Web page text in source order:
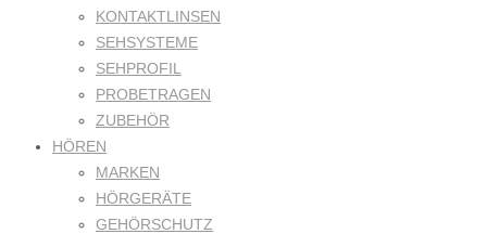
KONTAKTLINSEN
SEHSYSTEME
SEHPROFIL
PROBETRAGEN
ZUBEHÖR
HÖREN
MARKEN
HÖRGERÄTE
GEHÖRSCHUTZ